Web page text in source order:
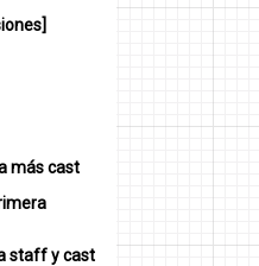
más cast
staff y cast